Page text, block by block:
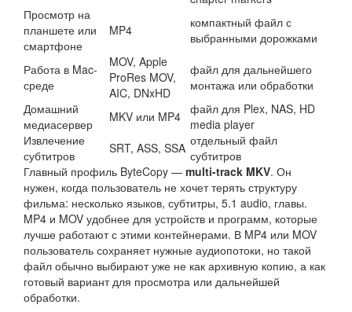
Просмотр на
планшете или
смартфоне
MP4
компактный файл с
выбранными дорожками
Работа в Mac-
среде
MOV, Apple
ProRes MOV,
AIC, DNxHD
файл для дальнейшего
монтажа или обработки
Домашний
медиасервер
MKV или MP4 файл для Plex, NAS, HD
media player
Извлечение
субтитров
SRT, ASS, SSA отдельный файл
субтитров
Главный профиль ByteCopy — multi-track MKV. Он
нужен, когда пользователь не хочет терять структуру
фильма: несколько языков, субтитры, 5.1 audio, главы.
MP4 и MOV удобнее для устройств и программ, которые
лучше работают с этими контейнерами. В MP4 или MOV
пользователь сохраняет нужные аудиопотоки, но такой
файл обычно выбирают уже не как архивную копию, а как
готовый вариант для просмотра или дальнейшей
обработки.